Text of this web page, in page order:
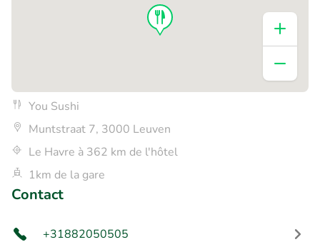
You Sushi
Muntstraat 7, 3000 Leuven
Le Havre à 362 km de l'hôtel
1km de la gare
Contact
+31882050505